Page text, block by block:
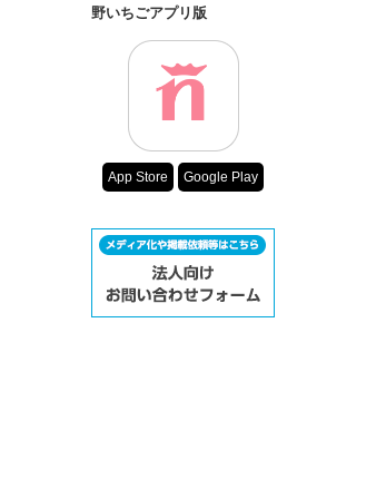
野いちごアプリ版
App Store Google Play